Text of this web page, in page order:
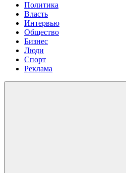
Политика
Власть
Интервью
Общество
Бизнес
Люди
Спорт
Реклама